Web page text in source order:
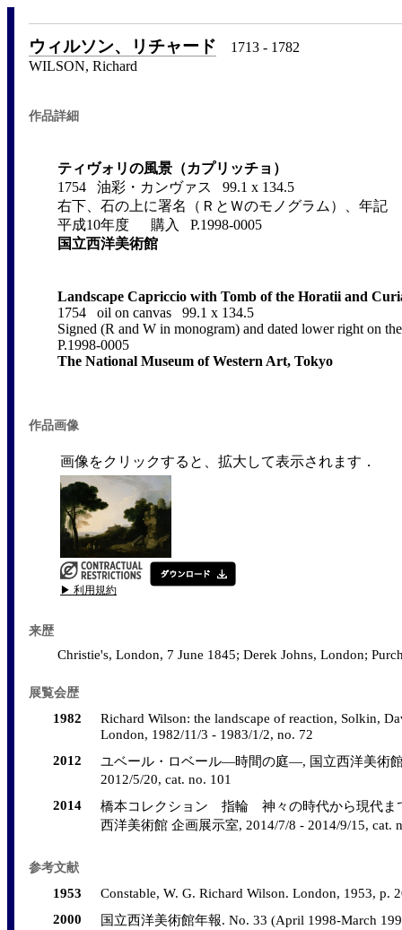
ウィルソン、リチャード 1713 - 1782
WILSON, Richard
作品詳細
ティヴォリの風景（カプリッチョ）
1754 油彩・カンヴァス 99.1 x 134.5
右下、石の上に署名（ＲとＷのモノグラム）、年記
平成10年度 購入 P.1998-0005
国立西洋美術館
Landscape Capriccio with Tomb of the Horatii and
1754 oil on canvas 99.1 x 134.5
Signed (R and W in monogram) and dated lower right on
P.1998-0005
The National Museum of Western Art, Tokyo
作品画像
画像をクリックすると、拡大して表示されます．
▶ 利用規約
来歴
Christie's, London, 7 June 1845; Derek Johns, London;
展覧会歴
1982
Richard Wilson: the landscape of reaction, Solkin,
London, 1982/11/3 - 1983/1/2, no. 72
2012
ユベール・ロベール―時間の庭―, 国立西洋美術
2012/5/20, cat. no. 101
2014
橋本コレクション 指輪 神々の時代から現代ま
西洋美術館 企画展示室, 2014/7/8 - 2014/9/15, cat.
参考文献
1953
Constable, W. G. Richard Wilson. London, 1953, p.
2000
国立西洋美術館年報. No. 33 (April 1998-March